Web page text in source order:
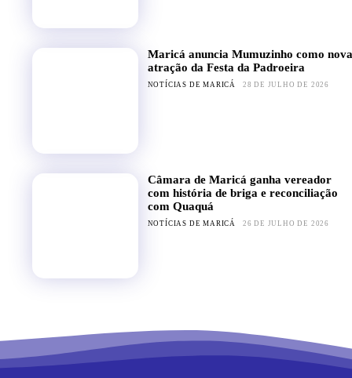
Maricá anuncia Mumuzinho como nova
atração da Festa da Padroeira
NOTÍCIAS DE MARICÁ 28 DE JULHO DE 2026
Câmara de Maricá ganha vereador
com história de briga e reconciliação
com Quaquá
NOTÍCIAS DE MARICÁ 26 DE JULHO DE 2026